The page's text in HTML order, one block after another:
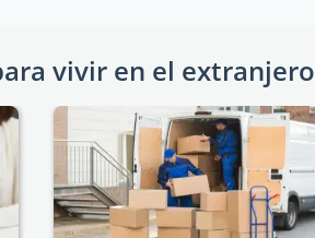
vivir en el extranjero